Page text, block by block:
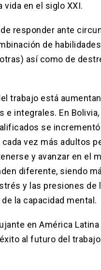
vida en el siglo XXI.
responder ante
de
así como de
trabajo está
integrales. En
se
vez más adultos
y avanzar en el
diferente, siendo
y las presiones de
la capacidad mental.
en América
al futuro del